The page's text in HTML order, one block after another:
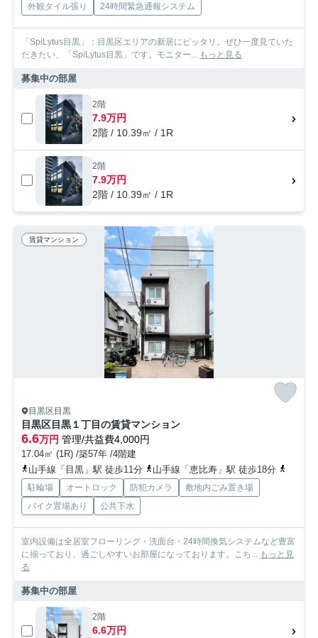
外観タイル張り
24時間緊急通報システム
「SpiLytus目黒」：目黒区エリアの新居にピッタリ。ぜひ一度見ていた
だきたい、「SpiLytus目黒」です。モニター...
もっと見る
募集中の部屋
2階
7.9万円
2階 / 10.39㎡ / 1R
2階
7.9万円
2階 / 10.39㎡ / 1R
賃貸マンション
目黒区目黒
目黒区目黒１丁目の賃貸マンション
6.6万円 管理/共益費4,000円
17.04㎡ (1R) /築57年 /4階建
山手線「目黒」駅 徒歩11分
山手線「恵比寿」駅 徒歩18分
駐輪場 オートロック 防犯カメラ
敷地内ごみ置き場
バイク置場あり
公共下水
室内設備は全居室フローリング・洗面台・24時間換気システムなど豊富
に揃っており、過ごしやすいお部屋になっております。こち...
もっと見
る
募集中の部屋
2階
6.6万円